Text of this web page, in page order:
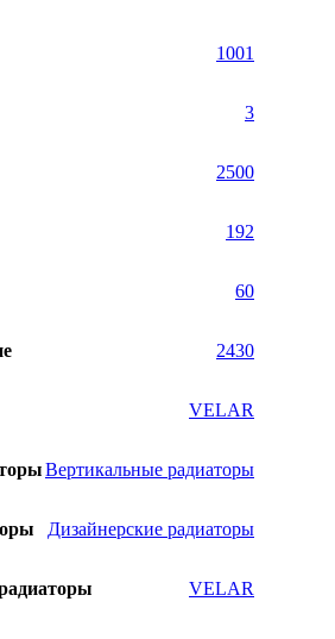
1001
3
2500
192
60
2430
VELAR
Вертикальные радиаторы
Дизайнерские радиаторы
VELAR